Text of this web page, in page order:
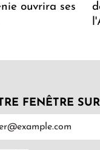
ouvrira ses
FENÊTRE